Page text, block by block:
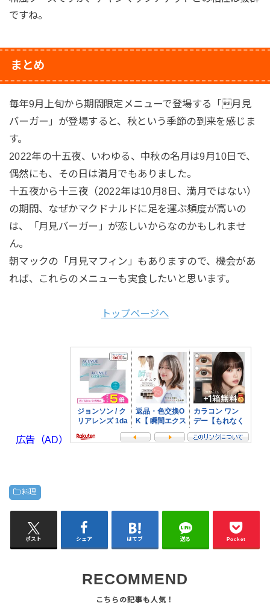
ですね。
まとめ
毎年9月上旬から期間限定メニューで登場する「月見
バーガー」が登場すると、秋という季節の到来を感じま
す。
2022年の十五夜、いわゆる、中秋の名月は9月10日で、
偶然にも、その日は満月でもありました。
十五夜から十三夜（2022年は10月8日、満月ではない）
の期間、なぜかマクドナルドに足を運ぶ頻度が高いの
は、「月見バーガー」が恋しいからなのかもしれませ
ん。
朝マックの「月見マフィン」もありますので、機会があ
れば、これらのメニューも実食したいと思います。
トップページへ
広告（AD）
料理
ポスト シェア はてブ 送る Pocket
RECOMMEND